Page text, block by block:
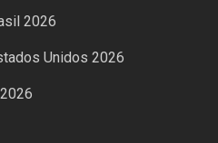
2026
Unidos 2026